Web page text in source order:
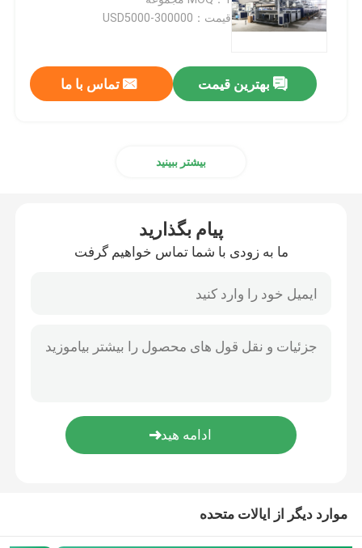
دستگاه تنظیم حرارت پارچه
دستگاه رنگرزی پارچه
دستگاه چاپ پارچه
دستگاه خشک کن
دستگاه خشک کن ریلکس
قیمت：USD5000-300000
بهترین قیمت تماس با ما
بیشتر ببینید
پیام بگذارید
ما به زودی با شما تماس خواهیم گرفت
موارد دیگر از ایالات متحده